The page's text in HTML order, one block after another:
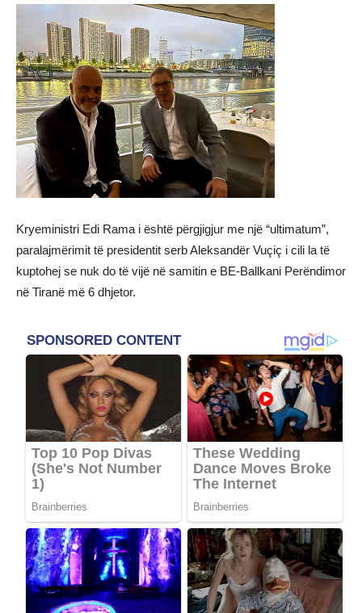
Kryeministri Edi Rama i është përgjigjur me një “ultimatum”,
paralajmërimit të presidentit serb Aleksandër Vuçiç i cili la të
kuptohej se nuk do të vijë në samitin e BE-Ballkani Perëndimor
në Tiranë më 6 dhjetor.